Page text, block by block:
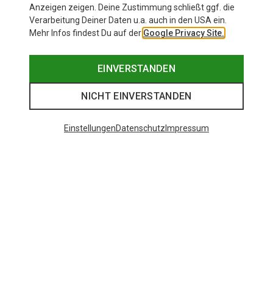
Anzeigen zeigen. Deine Zustimmung schließt ggf. die
Verarbeitung Deiner Daten u.a. auch in den USA ein.
Mehr Infos findest Du auf der Google Privacy Site.
EINVERSTANDEN
NICHT EINVERSTANDEN
EinstellungenDatenschutz Impressum